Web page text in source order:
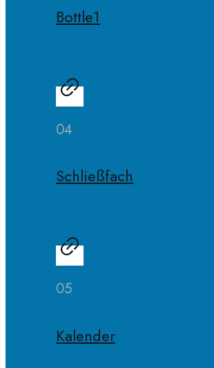
Bottle1
04
Schließfach
05
Kalender